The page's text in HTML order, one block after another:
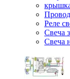
Реле
Свеча
Свеча